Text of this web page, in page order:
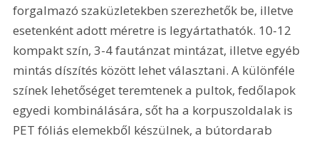
forgalmazó szaküzletekben szerezhetők be, illetve
esetenként adott méretre is legyártathatók. 10-12
kompakt szín, 3-4 fautánzat mintázat, illetve egyéb
mintás díszítés között lehet választani. A különféle
színek lehetőséget teremtenek a pultok, fedőlapok
egyedi kombinálására, sőt ha a korpuszoldalak is
PET fóliás elemekből készülnek, a bútordarab